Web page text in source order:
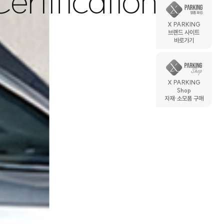
X PARKING
브랜드 사이트
바로가기
X PARKING
Shop
자재·소모품 구매